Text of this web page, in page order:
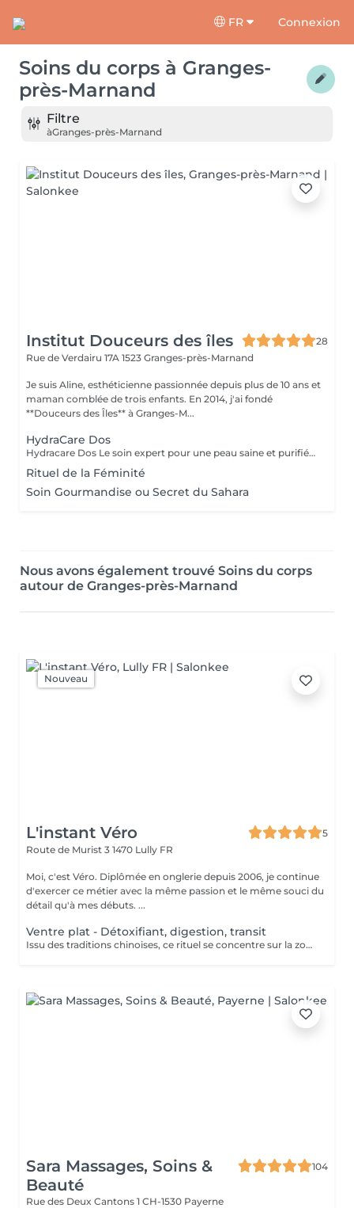
FR Connexion
Soins du corps à Granges-
près-Marnand
Filtre
àGranges-près-Marnand
Institut Douceurs des îles
28
Rue de Verdairu 17A 1523 Granges-près-Marnand
Je suis Aline, esthéticienne passionnée depuis plus de 10 ans et
maman comblée de trois enfants. En 2014, j'ai fondé
**Douceurs des Îles** à Granges-M...
HydraCare Dos
Hydracare Dos Le soin expert pour une peau saine et purifiée Souvent oublié, le dos mérite autant d'attention que le visage. Offrez-lui un nettoyage en profondeur avec notre soin Hydracare Dos, spécialement conçu pour purifier, hydrater et apaiser cette zone difficile d'accès. Ce soin complet combine des techniques de nettoyage ciblées, d'exfoliation, d'extraction des impuretés, et d'hydratation intense pour révéler une peau nette, douce et rééquilibrée. Parfait pour les peaux sujettes aux imperfections ou tout simplement pour retrouver une sensation de fraîcheur et de confort. Laissez-vous porter par un moment de détente absolue, tout en offrant à votre dos une nouvelle vitalité.
Rituel de la Féminité
Soin Gourmandise ou Secret du Sahara
Nous avons également trouvé Soins du corps
autour de Granges-près-Marnand
Nouveau
L'instant Véro
5
Route de Murist 3 1470 Lully FR
Moi, c'est Véro. Diplômée en onglerie depuis 2006, je continue
d'exercer ce métier avec la même passion et le même souci du
détail qu'à mes débuts. ...
Ventre plat - Détoxifiant, digestion, transit
Issu des traditions chinoises, ce rituel se concentre sur la zone abdominale considérée comme le centre de l'énergie vitale. Le massage du ventre est un soin ancestral qui vise à détoxifier, stimuler la digestion et harmoniser les organes internes, tout en affinant la silhouette. - Améliorahon de la digestion et du transit - Détoxification naturelle - Affinement de la zone abdominale Précaution, Pas possible de faire le soin si : - Maderothérapie visage Rosacé, Inflammation, Botox / Chirurgie de moins de 14j, Cancer, Forte acnée - Maderothérapie corps Lipoedeme, Grossesse, Thrombose, Varices importantes, Cancer - Ventre plat Pas pendant les règles, Pas pendant 6 mois après l'accouchement
Sara Massages, Soins &
Beauté
104
Rue des Deux Cantons 1 CH-1530 Payerne